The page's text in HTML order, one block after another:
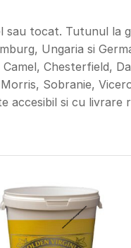
sau tocat. Tutunul
Ungaria si
Chesterfield,
Sobranie,
accesibil si cu livrare